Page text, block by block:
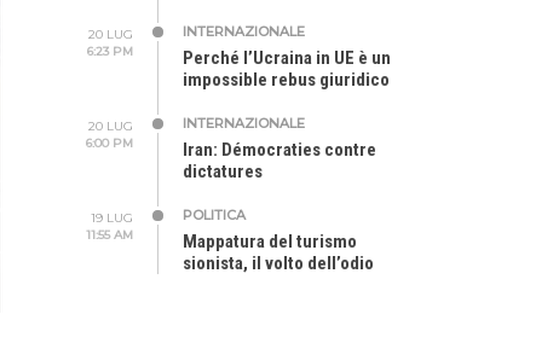
20 LUG
6:23 PM
INTERNAZIONALE
Perché l’Ucraina in UE è un
impossible rebus giuridico
20 LUG
6:00 PM
INTERNAZIONALE
Iran: Démocraties contre
dictatures
19 LUG
11:55 AM
POLITICA
Mappatura del turismo
sionista, il volto dell’odio